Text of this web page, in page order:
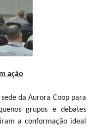
ação
da Aurora Coop para
grupos e debates
a conformação ideal